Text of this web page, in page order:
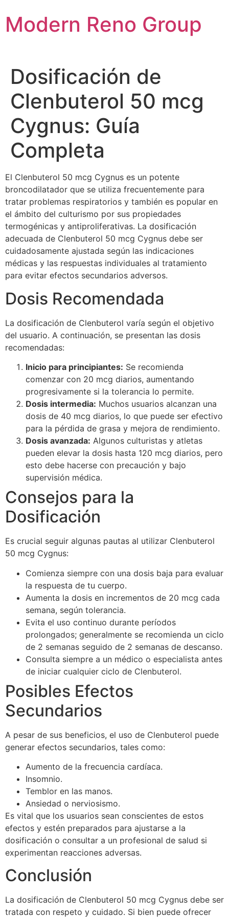
to
content
Modern Reno Group
Dosificación de
Clenbuterol 50 mcg
Cygnus: Guía
Completa
El Clenbuterol 50 mcg Cygnus es un potente
broncodilatador que se utiliza frecuentemente para
tratar problemas respiratorios y también es popular en
el ámbito del culturismo por sus propiedades
termogénicas y antiproliferativas. La dosificación
adecuada de Clenbuterol 50 mcg Cygnus debe ser
cuidadosamente ajustada según las indicaciones
médicas y las respuestas individuales al tratamiento
para evitar efectos secundarios adversos.
Dosis Recomendada
La dosificación de Clenbuterol varía según el objetivo
del usuario. A continuación, se presentan las dosis
recomendadas:
Inicio para principiantes: Se recomienda
comenzar con 20 mcg diarios, aumentando
progresivamente si la tolerancia lo permite.
Dosis intermedia: Muchos usuarios alcanzan una
dosis de 40 mcg diarios, lo que puede ser efectivo
para la pérdida de grasa y mejora de rendimiento.
Dosis avanzada: Algunos culturistas y atletas
pueden elevar la dosis hasta 120 mcg diarios, pero
esto debe hacerse con precaución y bajo
supervisión médica.
Consejos para la
Dosificación
Es crucial seguir algunas pautas al utilizar Clenbuterol
50 mcg Cygnus:
Comienza siempre con una dosis baja para evaluar
la respuesta de tu cuerpo.
Aumenta la dosis en incrementos de 20 mcg cada
semana, según tolerancia.
Evita el uso continuo durante períodos
prolongados; generalmente se recomienda un ciclo
de 2 semanas seguido de 2 semanas de descanso.
Consulta siempre a un médico o especialista antes
de iniciar cualquier ciclo de Clenbuterol.
Posibles Efectos
Secundarios
A pesar de sus beneficios, el uso de Clenbuterol puede
generar efectos secundarios, tales como:
Aumento de la frecuencia cardíaca.
Insomnio.
Temblor en las manos.
Ansiedad o nerviosismo.
Es vital que los usuarios sean conscientes de estos
efectos y estén preparados para ajustarse a la
dosificación o consultar a un profesional de salud si
experimentan reacciones adversas.
Conclusión
La dosificación de Clenbuterol 50 mcg Cygnus debe ser
tratada con respeto y cuidado. Si bien puede ofrecer